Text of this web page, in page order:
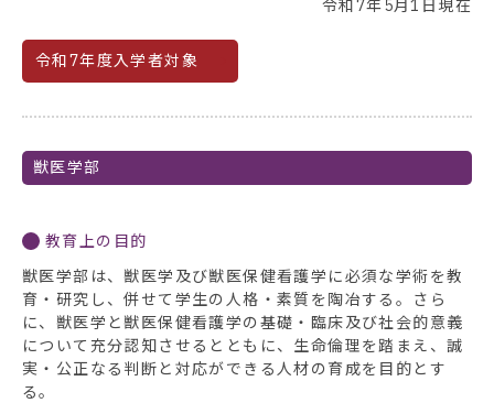
令和7年5月1日現在
令和7年度入学者対象
獣医学部
教育上の目的
獣医学部は、獣医学及び獣医保健看護学に必須な学術を教
育・研究し、併せて学生の人格・素質を陶冶する。さら
に、獣医学と獣医保健看護学の基礎・臨床及び社会的意義
について充分認知させるとともに、生命倫理を踏まえ、誠
実・公正なる判断と対応ができる人材の育成を目的とす
る。